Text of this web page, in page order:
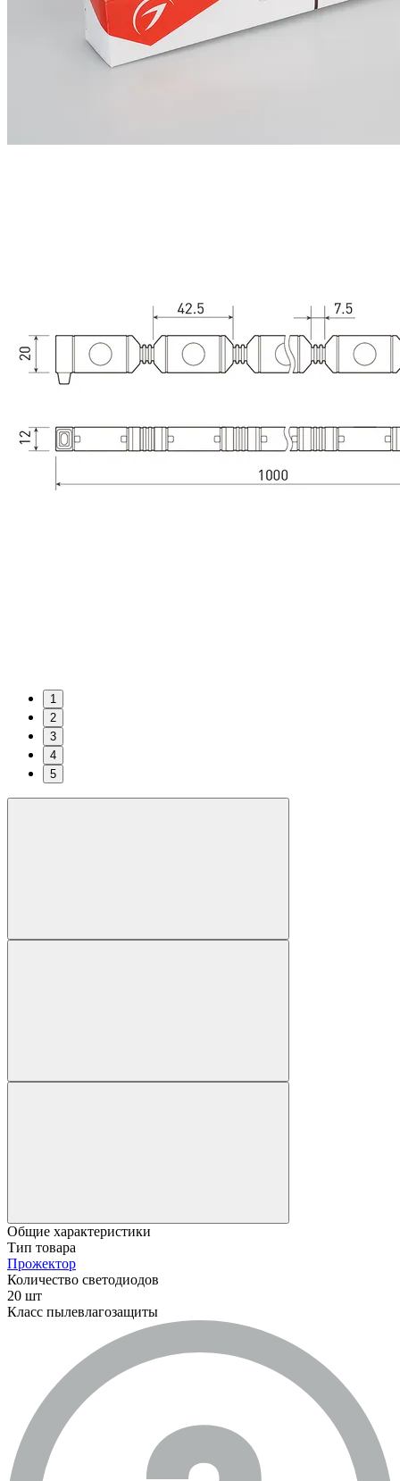
1
2
3
4
5
Общие характеристики
Тип товара
Прожектор
Количество светодиодов
20 шт
Класс пылевлагозащиты